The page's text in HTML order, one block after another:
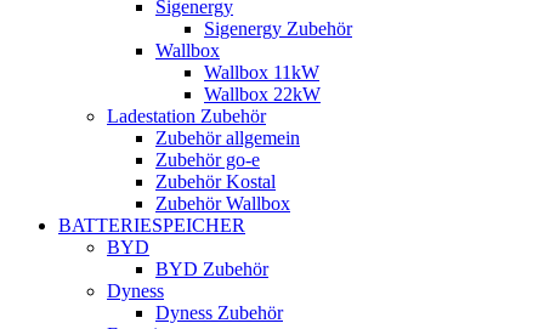
Sigenergy
Sigenergy Zubehör
Wallbox
Wallbox 11kW
Wallbox 22kW
Ladestation Zubehör
Zubehör allgemein
Zubehör go-e
Zubehör Kostal
Zubehör Wallbox
BATTERIESPEICHER
BYD
BYD Zubehör
Dyness
Dyness Zubehör